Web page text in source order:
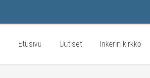
Etusivu Uutiset Inkerin kirkko